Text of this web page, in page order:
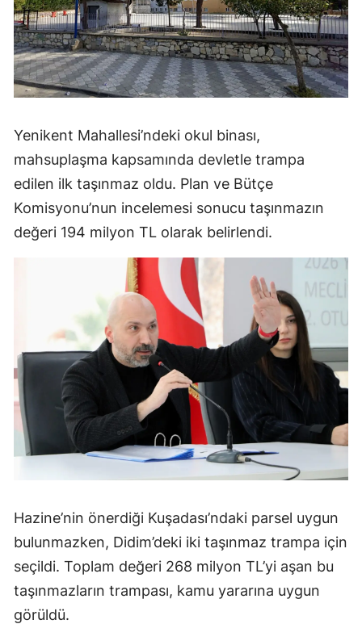
Yenikent Mahallesi’ndeki okul binası,
mahsuplaşma kapsamında devletle trampa
edilen ilk taşınmaz oldu. Plan ve Bütçe
Komisyonu’nun incelemesi sonucu taşınmazın
değeri 194 milyon TL olarak belirlendi.
Hazine’nin önerdiği Kuşadası’ndaki parsel uygun
bulunmazken, Didim’deki iki taşınmaz trampa için
seçildi. Toplam değeri 268 milyon TL’yi aşan bu
taşınmazların trampası, kamu yararına uygun
görüldü.